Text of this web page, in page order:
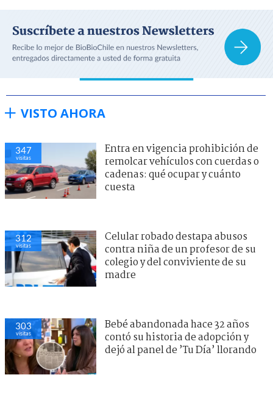
VISTO AHORA
347
visitas
Entra en vigencia prohibición de
remolcar vehículos con cuerdas o
cadenas: qué ocupar y cuánto
cuesta
312
visitas
Celular robado destapa abusos
contra niña de un profesor de su
colegio y del conviviente de su
madre
303
visitas
Bebé abandonada hace 32 años
contó su historia de adopción y
dejó al panel de ’Tu Día’ llorando